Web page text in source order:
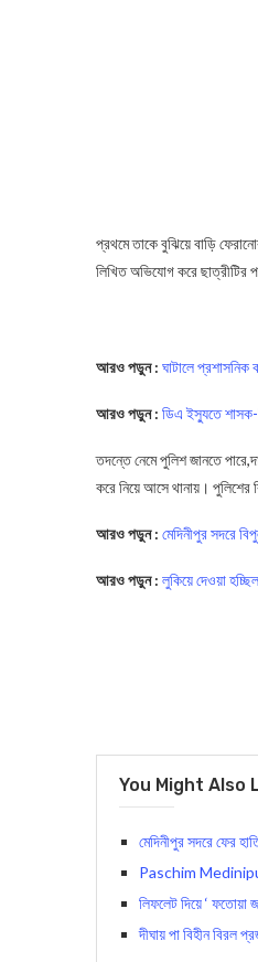
প্রথমে তাকে বুঝিয়ে বাড়ি
লিখিত অভিযোগ করে ছাত্রীটির
আরও পড়ুন : ঘাটালে
আরও পড়ুন : ডিএ ইস্যুতে শাসক-
তদন্তে নেমে পুলিশ জানতে
করে নিয়ে আসে থানায়। পুলিশের
আরও পড়ুন : মেদিনীপুর সদরে
আরও পড়ুন : লুকিয়ে দেওয়া
You Might Also
মেদিনীপুর সদরে ফের
Paschim Medinipur :
লিফলেট দিয়ে ‘ ফতোয়া
দীঘায় পা বিহীন বিরল